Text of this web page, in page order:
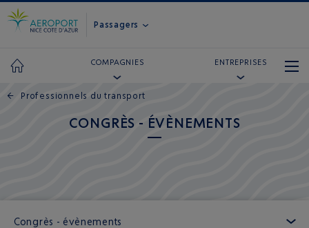
Passagers
COMPAGNIES ENTREPRISES
← Professionnels du transport
CONGRÈS - ÉVÈNEMENTS
Congrès - évènements